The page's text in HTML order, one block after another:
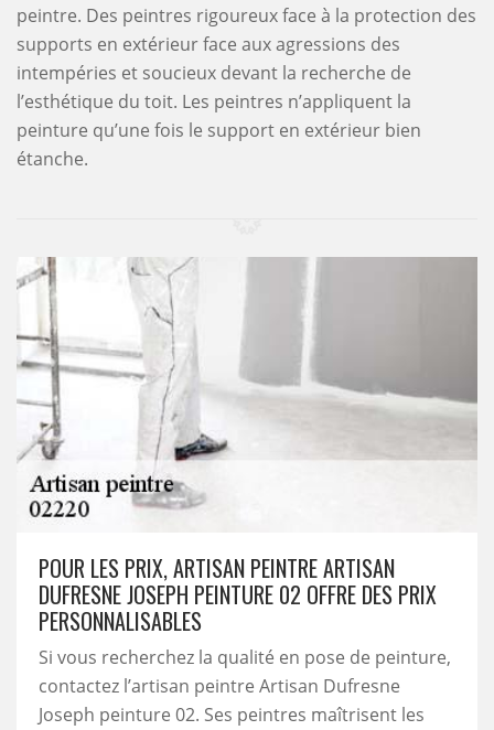
peintre. Des peintres rigoureux face à la protection des
supports en extérieur face aux agressions des
intempéries et soucieux devant la recherche de
l’esthétique du toit. Les peintres n’appliquent la
peinture qu’une fois le support en extérieur bien
étanche.
POUR LES PRIX, ARTISAN PEINTRE ARTISAN
DUFRESNE JOSEPH PEINTURE 02 OFFRE DES PRIX
PERSONNALISABLES
Si vous recherchez la qualité en pose de peinture,
contactez l’artisan peintre Artisan Dufresne
Joseph peinture 02. Ses peintres maîtrisent les